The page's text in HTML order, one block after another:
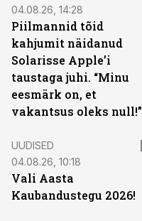
04.08.26, 14:28
Piilmannid tõid
kahjumit näidanud
Solarisse Apple’i
taustaga juhi. “Minu
eesmärk on, et
vakantsus oleks null!”
UUDISED
04.08.26, 10:18
Vali Aasta
Kaubandustegu 2026!